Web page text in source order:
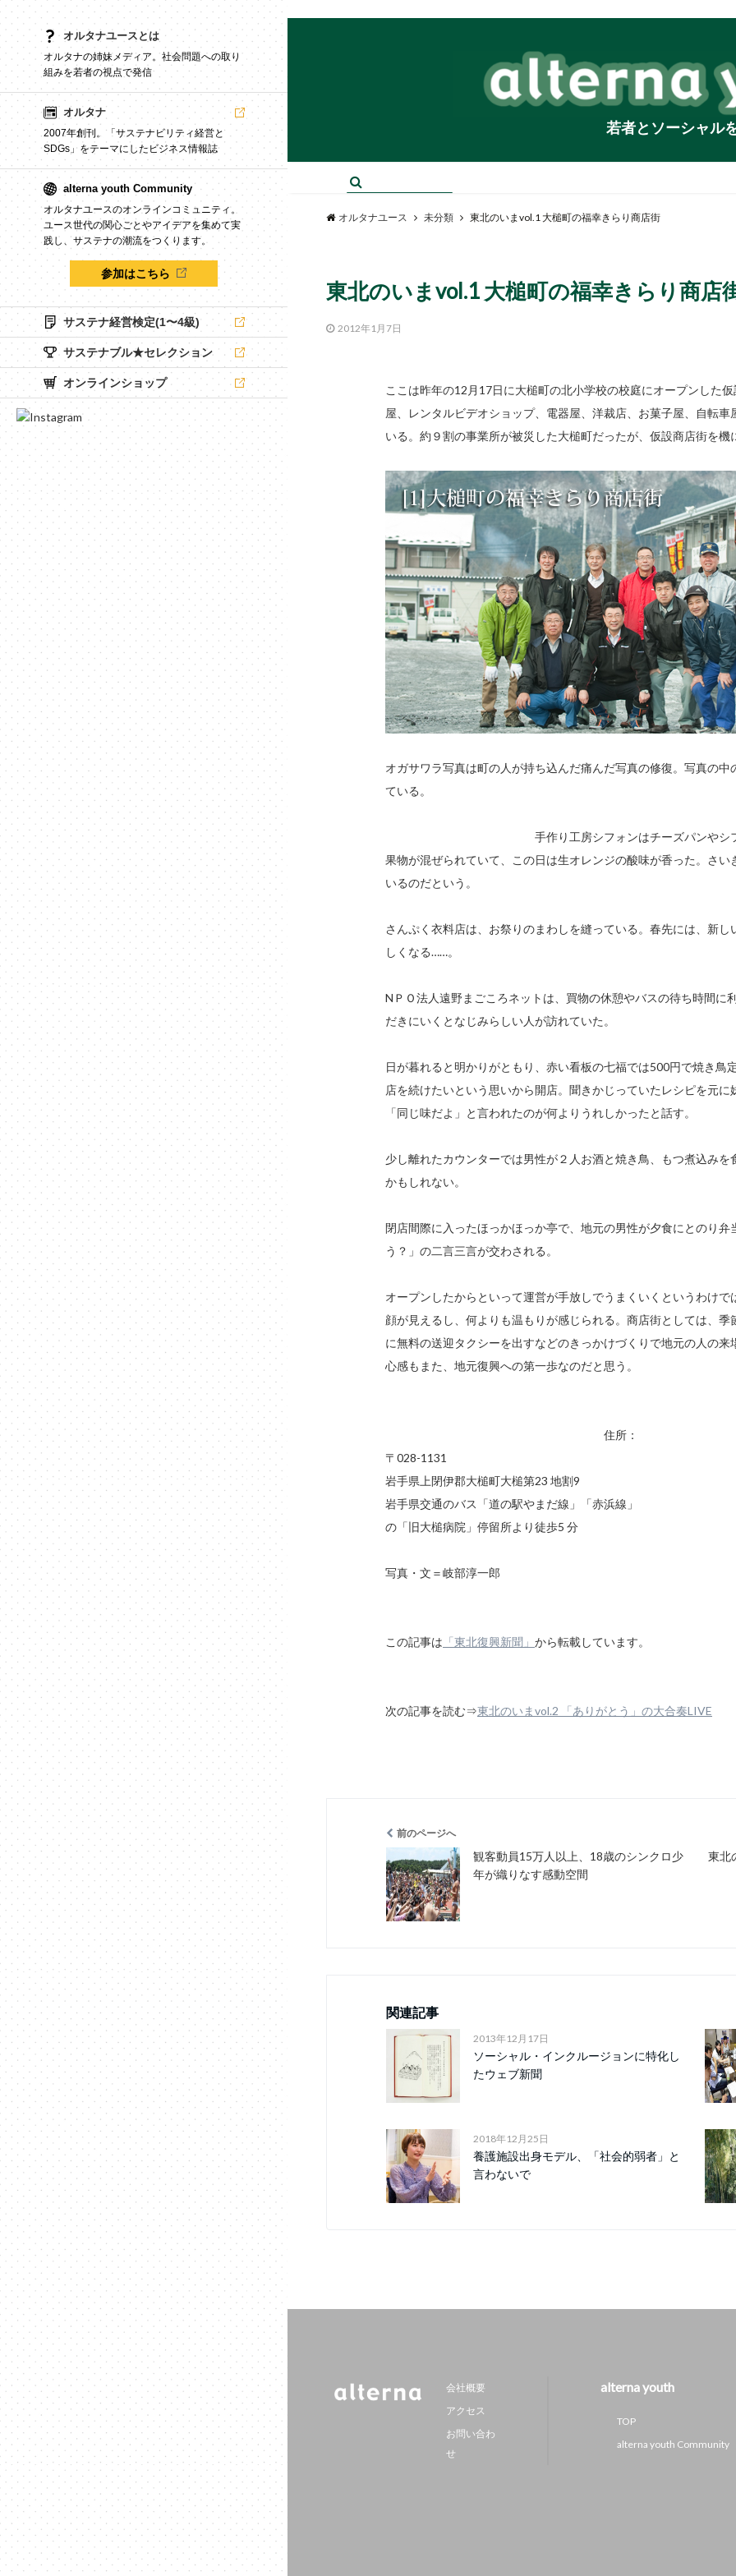
オルタナユースとは
オルタナの姉妹メディア。社会問題への取り
組みを若者の視点で発信
オルタナ
2007年創刊。「サステナビリティ経営と
SDGs」をテーマにしたビジネス情報誌
alterna youth Community
オルタナユースのオンラインコミュニティ。
ユース世代の関心ごとやアイデアを集めて実
践し、サステナの潮流をつくります。
参加はこちら
サステナ経営検定(1〜4級)
サステナブル★セレクション
オンラインショップ
若者とソーシャル
オルタナユース 未分類 東北のいまvol.1 大槌町の福幸きらり商店街
東北のいまvol.1 大槌町の福幸きらり商店
2012年1月7日
ここは昨年の12月17日に大槌町の北小学校の校庭にオープンした
屋、レンタルビデオショップ、電器屋、洋裁店、お菓子屋、自転
いる。約９割の事業所が被災した大槌町だったが、仮設商店街を機
オガサワラ写真は町の人が持ち込んだ痛んだ写真の修復。写真の
ている。
手作り工房シフォンはチーズパンや
果物が混ぜられていて、この日は生オレンジの酸味が香った。さ
いるのだという。
さんぷく衣料店は、お祭りのまわしを縫っている。春先には、新
しくなる……。
NＰＯ法人遠野まごころネットは、買物の休憩やバスの待ち時間に
だきにいくとなじみらしい人が訪れていた。
日が暮れると明かりがともり、赤い看板の七福では500円で焼き鳥
店を続けたいという思いから開店。聞きかじっていたレシピを元
「同じ味だよ」と言われたのが何よりうれしかったと話す。
少し離れたカウンターでは男性が２人お酒と焼き鳥、もつ煮込み
かもしれない。
閉店間際に入ったほっかほっか亭で、地元の男性が夕食にとのり
う？」の二言三言が交わされる。
オープンしたからといって運営が手放しでうまくいくというわけ
顔が見えるし、何よりも温もりが感じられる。商店街としては、
に無料の送迎タクシーを出すなどのきっかけづくりで地元の人の
心感もまた、地元復興への第一歩なのだと思う。
住所：
〒028-1131
岩手県上閉伊郡大槌町大槌第23 地割9
岩手県交通のバス「道の駅やまだ線」「赤浜線」
の「旧大槌病院」停留所より徒歩5 分
写真・文＝岐部淳一郎
この記事は 「東北復興新聞」 から転載しています。
次の記事を読む⇒東北のいまvol.2 「ありがとう」の大合奏LIVE
前のページへ
観客動員15万人以上、18歳のシンクロ少
年が織りなす感動空間
東北
関連記事
2013年12月17日
ソーシャル・インクルージョンに特化し
たウェブ新聞
2018年12月25日
養護施設出身モデル、「社会的弱者」と
言わないで
会社概要
アクセス
お問い合わ
せ
alterna youth
TOP
alterna youth Community